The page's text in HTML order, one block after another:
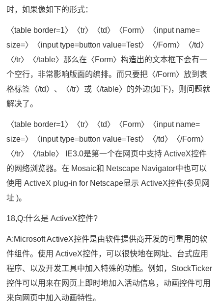
时，如果像如下的形式：
〈table border=1〉〈tr〉〈td〉〈Form〉〈input name=
size=〉〈input type=button value=Test〉〈/Form〉〈/td〉
〈/tr〉〈/table〉那么在〈Form〉构造出的文本框下会有一
个空行，非常影响版面的编排。而只要把〈/Form〉放到表
格标签〈/td〉、〈/tr〉或〈/table〉的外边(如下)，则问题就
解决了。
〈table border=1〉〈tr〉〈td〉〈Form〉〈input name=
size=〉〈input type=button value=Test〉〈/td〉〈/Form〉
〈/tr〉〈/table〉 IE3.0是第一个在网页中支持 ActiveX控件
的网络浏览器。在 Mosaic和 Netscape Navigator中也可以
使用 ActiveX plug-in for Netscape显示 ActiveX控件(参见网
址 )。
18,Q:什么是 ActiveX控件?
A:Microsoft ActiveX控件是由软件提供商开发的可重用的软
件组件。使用 ActiveX控件，可以很快地在网址、台式应用
程序、以及开发工具中加入特殊的功能。例如，StockTicker
控件可以用来在网页上即时地加入活动信息，动画控件可用
来向网页中加入动画特性。